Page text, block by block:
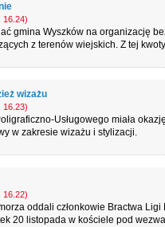
16.24)
gmina Wyszków na organizację
z terenów wiejskich. Z tej
wizażu
16.23)
Usługowego miała
w zakresie wizażu i stylizacji.
16.22)
oddali członkowie Bractwa
20 listopada w kościele pod